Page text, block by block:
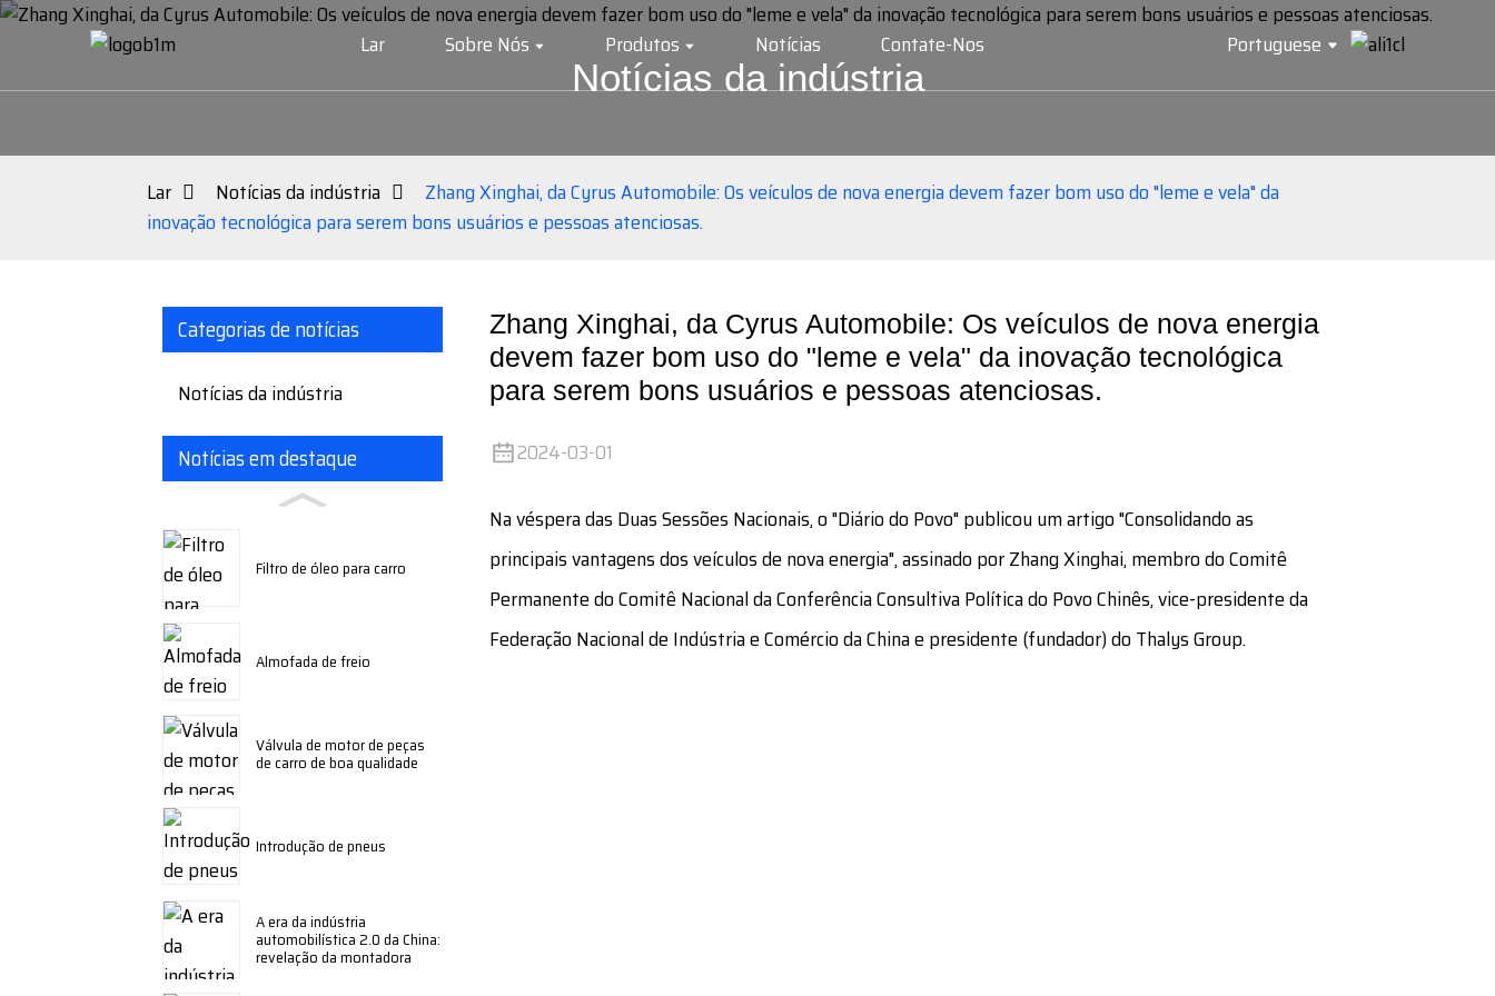
Lar Sobre Nós Produtos Notícias Contate-Nos Portuguese
Notícias da indústria
Lar Notícias da indústria
Zhang Xinghai, da Cyrus Automobile: Os veículos de nova energia devem fazer bom uso do "leme e vela" da
inovação tecnológica para serem bons usuários e pessoas atenciosas.
Categorias de notícias
Notícias da indústria
Notícias em destaque
Filtro de óleo para carro
Almofada de freio
Válvula de motor de peças
de carro de boa qualidade
Introdução de pneus
A era da indústria
automobilística 2.0 da China:
revelação da montadora
Zhang Xinghai, da Cyrus Automobile: Os veículos de nova energia
devem fazer bom uso do "leme e vela" da inovação tecnológica
para serem bons usuários e pessoas atenciosas.
2024-03-01
Na véspera das Duas Sessões Nacionais, o "Diário do Povo" publicou um artigo "Consolidando as
principais vantagens dos veículos de nova energia", assinado por Zhang Xinghai, membro do Comitê
Permanente do Comitê Nacional da Conferência Consultiva Política do Povo Chinês, vice-presidente da
Federação Nacional de Indústria e Comércio da China e presidente (fundador) do Thalys Group.